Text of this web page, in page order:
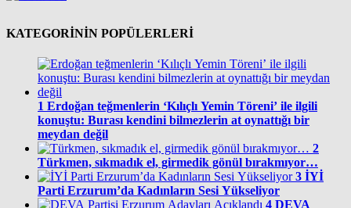
KATEGORİNİN POPÜLERLERİ
1 Erdoğan teğmenlerin ‘Kılıçlı Yemin Töreni’ ile ilgili
konuştu: Burası kendini bilmezlerin at oynattığı bir
meydan değil
2
Türkmen, sıkmadık el, girmedik gönül bırakmıyor…
3 İYİ
Parti Erzurum’da Kadınların Sesi Yükseliyor
4 DEVA